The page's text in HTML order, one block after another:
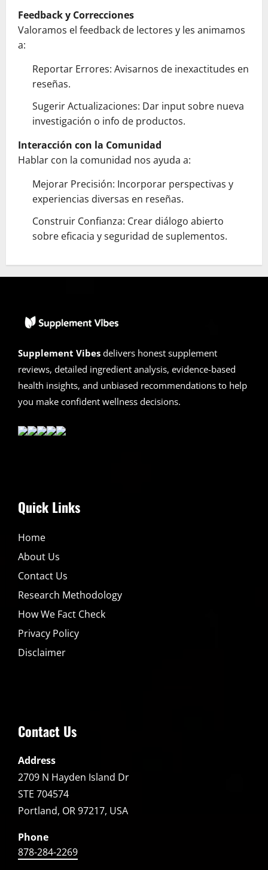
Feedback y Correcciones
Valoramos el feedback de lectores y les animamos
a:
Reportar Errores: Avisarnos de inexactitudes en
reseñas.
Sugerir Actualizaciones: Dar input sobre nueva
investigación o info de productos.
Interacción con la Comunidad
Hablar con la comunidad nos ayuda a:
Mejorar Precisión: Incorporar perspectivas y
experiencias diversas en reseñas.
Construir Confianza: Crear diálogo abierto
sobre eficacia y seguridad de suplementos.
Supplement Vibes delivers honest supplement
reviews, detailed ingredient analysis, evidence-based
health insights, and unbiased recommendations to help
you make confident wellness decisions.
Quick Links
Home
About Us
Contact Us
Research Methodology
How We Fact Check
Privacy Policy
Disclaimer
Contact Us
Address
2709 N Hayden Island Dr
STE 704574
Portland, OR 97217, USA
Phone
878-284-2269